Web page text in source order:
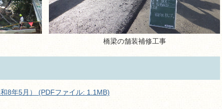
橋梁の舗装補修工事
8年5月） (PDFファイル: 1.1MB)